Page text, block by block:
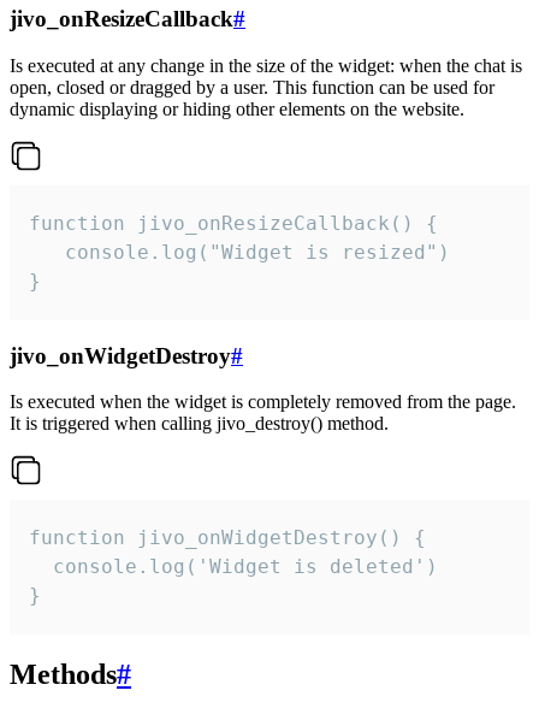
jivo_onResizeCallback#
Is executed at any change in the size of the widget: when the chat is
open, closed or dragged by a user. This function can be used for
dynamic displaying or hiding other elements on the website.
function jivo_onResizeCallback() {
   console.log("Widget is resized")
}
jivo_onWidgetDestroy#
Is executed when the widget is completely removed from the page.
It is triggered when calling jivo_destroy() method.
function jivo_onWidgetDestroy() {
  console.log('Widget is deleted')
}
Methods#